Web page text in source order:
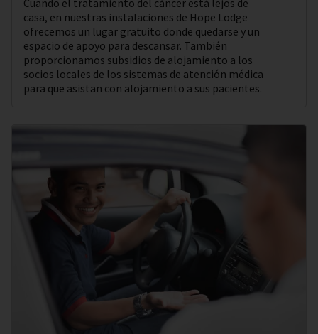
casa, en nuestras instalaciones de Hope Lodge
ofrecemos un lugar gratuito donde quedarse y un
espacio de apoyo para descansar. También
proporcionamos subsidios de alojamiento a los
socios locales de los sistemas de atención médica
para que asistan con alojamiento a sus pacientes.